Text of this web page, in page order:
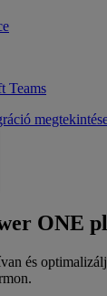
Teams
ONE
és